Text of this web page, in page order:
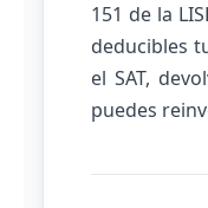
151 de la
deducibles
el SAT,
puedes